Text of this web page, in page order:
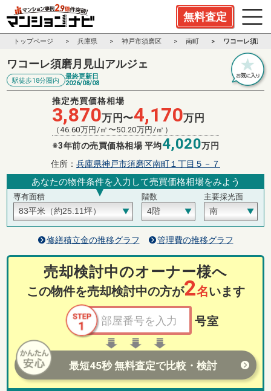
無料査定
トップページ 兵庫県 神戸市須磨区 南町 ワコーレ須磨
ワコーレ須磨月見山アルジェ
駅徒歩18分圏内
最終更新日
2026/08/08
推定売買価格相場
3,870万円〜4,170万円
（46.60万円/㎡〜50.20万円/㎡）
※3年前の売買価格相場 平均4,020万円
住所： 兵庫県神戸市須磨区南町１丁目５－７
あなたの物件条件を入力して売買価格相場をみよう
専有面積 階数 主要採光面
修繕積立金の推移グラフ 管理費の推移グラフ
売却検討中のオーナー様へ
この物件を売却検討中の方が2名います
号室
最短45秒 無料査定で比較・検討